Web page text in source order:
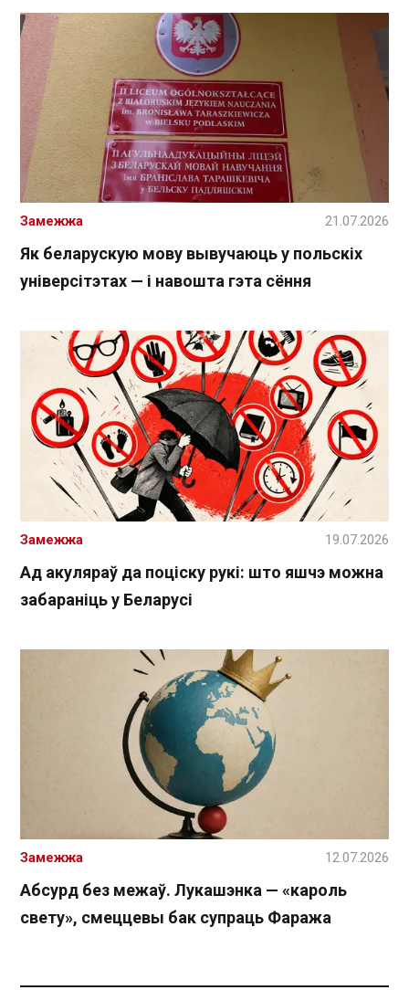
Як беларускую мову вывучаюць у польскіх
універсітэтах — і навошта гэта сёння
Замежжа 21.07.2026
Ад акуляраў да поціску рукі: што яшчэ можна
забараніць у Беларусі
Замежжа 19.07.2026
Абсурд без межаў. Лукашэнка — «кароль
свету», смеццевы бак супраць Фаража
Замежжа 12.07.2026